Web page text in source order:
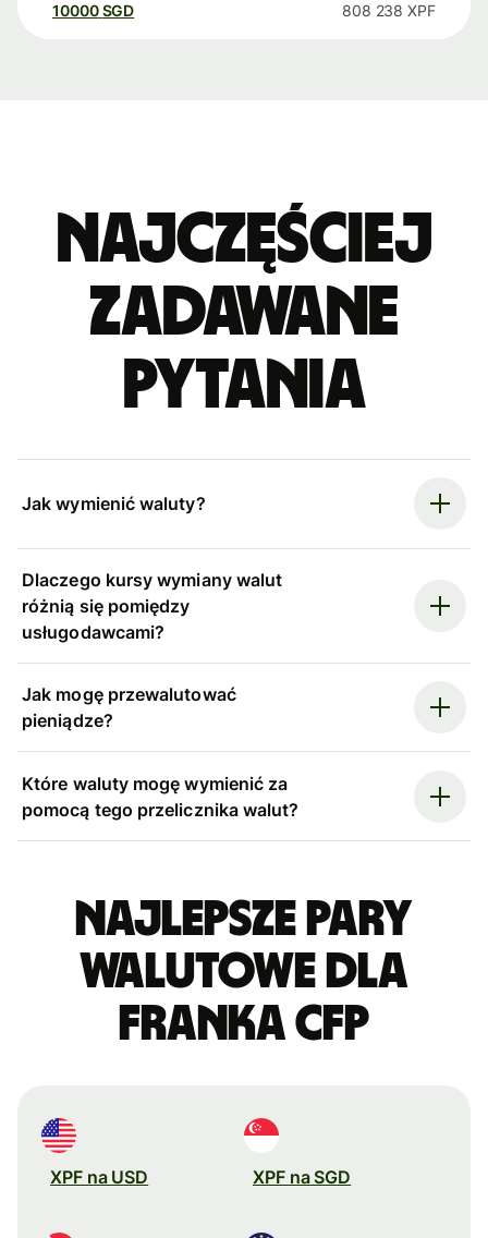
10000 SGD 808 238 XPF
Najczęściej
zadawane
pytania
Jak wymienić waluty?
Dlaczego kursy wymiany walut
różnią się pomiędzy
usługodawcami?
Jak mogę przewalutować
pieniądze?
Które waluty mogę wymienić za
pomocą tego przelicznika walut?
Najlepsze pary
walutowe dla
franka CFP
XPF na USD XPF na SGD